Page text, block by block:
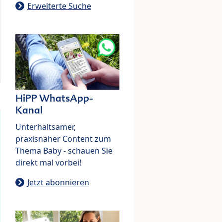
Erweiterte Suche
HiPP WhatsApp-
Kanal
Unterhaltsamer,
praxisnaher Content zum
Thema Baby - schauen Sie
direkt mal vorbei!
Jetzt abonnieren